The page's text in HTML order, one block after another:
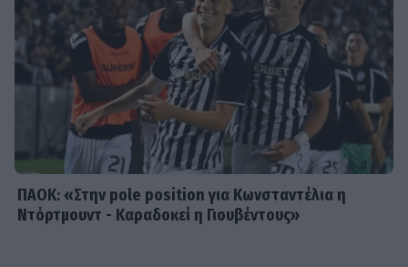
Ντόρα Κουτροκόη: Στο Παρίσι με τον
έρωτα της ζωής της, τον γιο της
Κωνσταντίνο
ΠΑΟΚ: «Στην pole position για Κωνσταντέλια η
Ντόρτμουντ - Καραδοκεί η Γιουβέντους»